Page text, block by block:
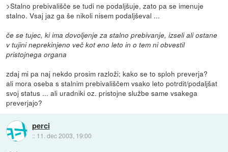
>Stalno prebivališče se tudi ne podaljšuje, zato pa se imenuje
stalno. Vsaj jaz ga še nikoli nisem podaljševal ...
če se tujec, ki ima dovoljenje za stalno prebivanje, izseli ali ostane
v tujini neprekinjeno več kot eno leto in o tem ni obvestil
pristojnega organa
zdaj mi pa naj nekdo prosim razloži; kako se to sploh preverja?
ali mora oseba s stalnim prebivališčem vsako leto potrdit/podaljšat
svoj status ... ali uradniki oz. pristojne službe same vsakega
preverjajo?
perci
:: 11. dec 2003, 19:00